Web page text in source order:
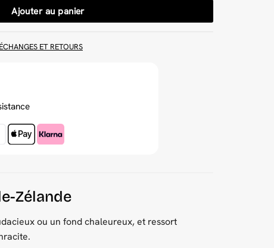
Ajouter au panier
ÉCHANGES ET RETOURS
Zélande
ou un fond chaleureux, et ressort